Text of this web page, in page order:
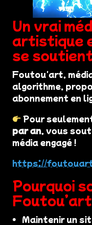
Un vrai
artistique
se
Foutou'art,
algorithme,
abonnement en
Pour
par an, vous
média engagé !
https://
Pourquoi
Maintenir un